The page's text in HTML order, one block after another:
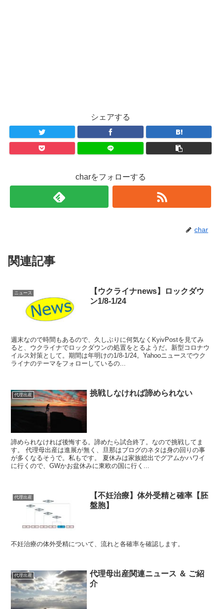
シェアする
charをフォローする
char
関連記事
ニュース
【ウクライナnews】ロックダウ
ン1/8-1/24
週末なので時間もあるので、久しぶりに何気なくKyivPostを見てみ
ると、ウクライナでロックダウンの処置をとるようだ。新型コロナウ
イルス対策として。期間は年明けの1/8-1/24。Yahooニュースでウク
ライナのテーマをフォローしているの...
代理出産 挑戦しなければ諦められない
諦められなければ後悔する。諦めたら試合終了。なので挑戦してま
す。 代理母出産は進展が無く、旦那はブログのネタは身の回りの事
が多くなるそうで。私もです。 夏休みは家族総出でグアムかハワイ
に行くので、GWかお盆休みに東欧の国に行く...
代理出産
【不妊治療】体外受精と確率【胚
盤胞】
不妊治療の体外受精について、流れと各確率を確認します。
代理出産
代理母出産関連ニュース ＆ ご紹
介